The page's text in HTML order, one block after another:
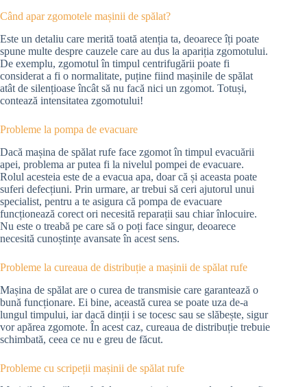
Când apar zgomotele mașinii de spălat?
Este un detaliu care merită toată atenția ta, deoarece îți poate
spune multe despre cauzele care au dus la apariția zgomotului.
De exemplu, zgomotul în timpul centrifugării poate fi
considerat a fi o normalitate, puține fiind mașinile de spălat
atât de silențioase încât să nu facă nici un zgomot. Totuși,
contează intensitatea zgomotului!
Probleme la pompa de evacuare
Dacă mașina de spălat rufe face zgomot în timpul evacuării
apei, problema ar putea fi la nivelul pompei de evacuare.
Rolul acesteia este de a evacua apa, doar că și aceasta poate
suferi defecțiuni. Prin urmare, ar trebui să ceri ajutorul unui
specialist, pentru a te asigura că pompa de evacuare
funcționează corect ori necesită reparații sau chiar înlocuire.
Nu este o treabă pe care să o poți face singur, deoarece
necesită cunoștințe avansate în acest sens.
Probleme la cureaua de distribuție a mașinii de spălat rufe
Mașina de spălat are o curea de transmisie care garantează o
bună funcționare. Ei bine, această curea se poate uza de-a
lungul timpului, iar dacă dinții i se tocesc sau se slăbește, sigur
vor apărea zgomote. În acest caz, cureaua de distribuție trebuie
schimbată, ceea ce nu e greu de făcut.
Probleme cu scripeții mașinii de spălat rufe